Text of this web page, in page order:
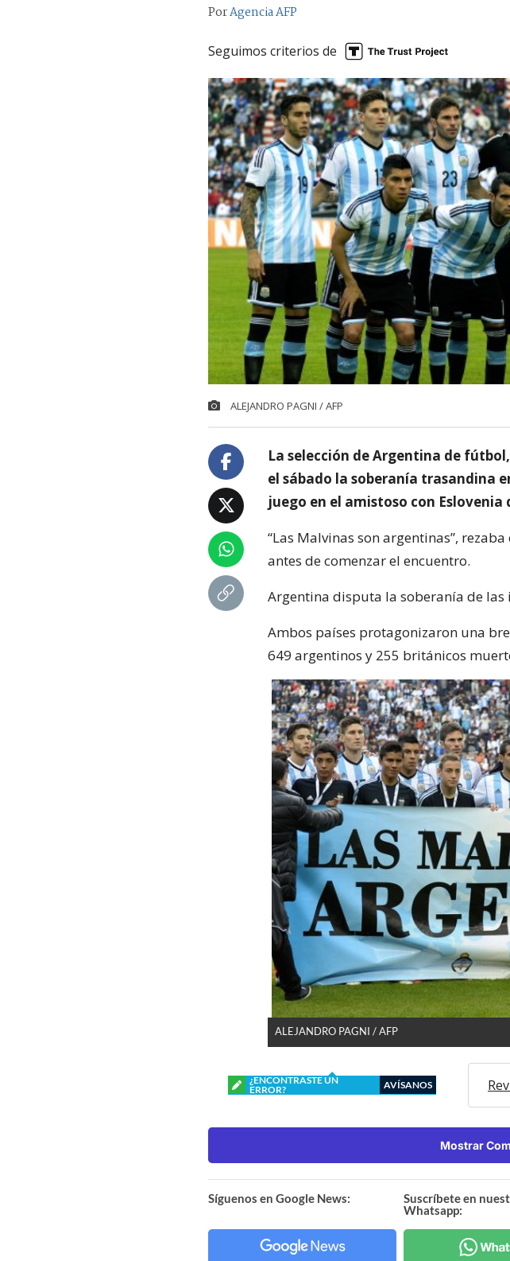
PorAgencia AFP
Seguimos criterios de
ALEJANDRO PAGNI / AFP
La selección de Argentina de
el sábado la soberanía trasandina
juego en el amistoso con
“Las Malvinas son argentinas”,
antes de comenzar el encuentro.
Argentina disputa la soberanía de las
Ambos países protagonizaron una
649 argentinos y 255 británicos
ALEJANDRO PAGNI / AFP
¿ENCONTRASTE UN
ERROR?
AVÍSANOS
Mostrar
Síguenos en Google News:
Suscríbete en
Whatsapp: